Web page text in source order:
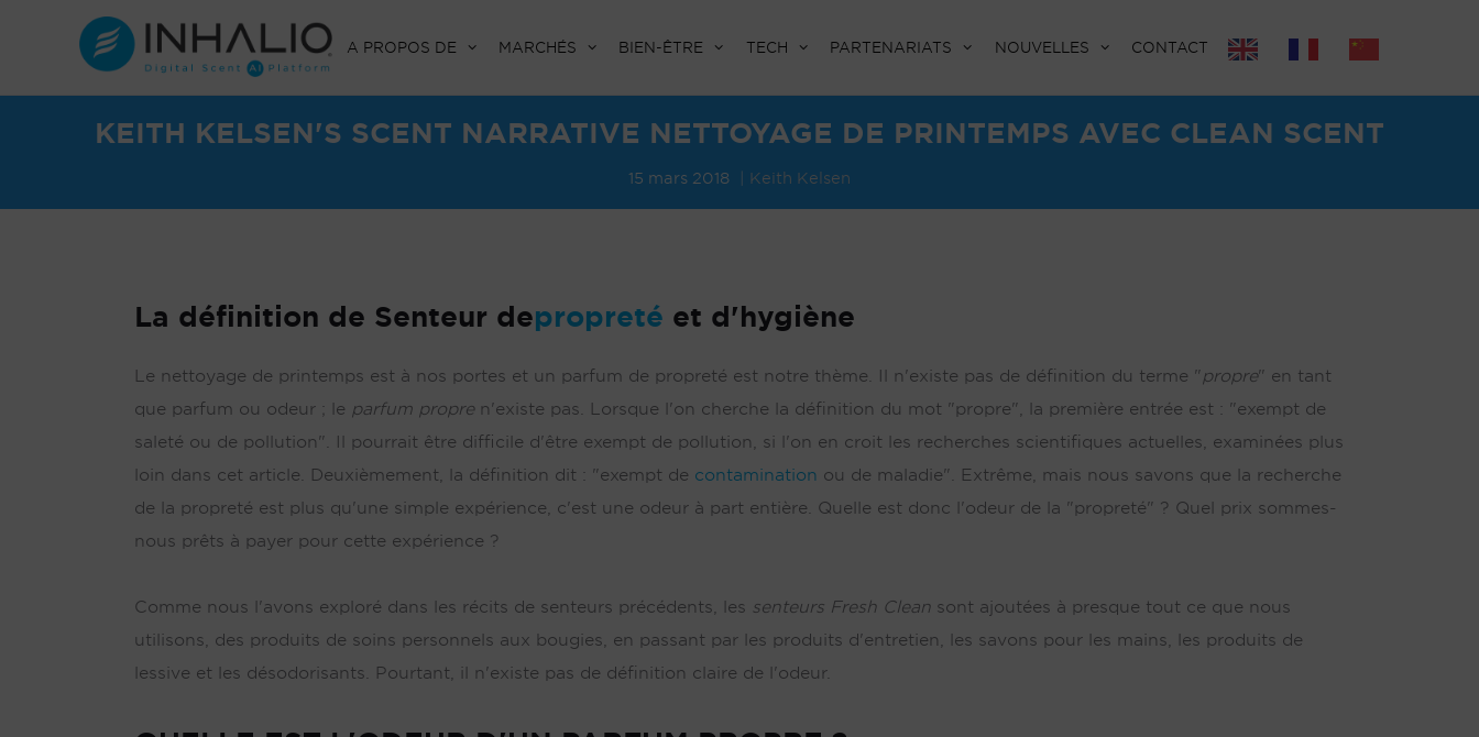
A PROPOS DE MARCHÉS BIEN-ÊTRE TECH PARTENARIATS NOUVELLES CONTACT
KEITH KELSEN'S SCENT NARRATIVE NETTOYAGE DE PRINTEMPS AVEC CLEAN SCENT
15 mars 2018 Keith Kelsen
La définition de Senteur depropreté et d'hygiène
Le nettoyage de printemps est à nos portes et un parfum de propreté est notre thème. Il n'existe pas de définition du terme "propre" en tant
que parfum ou odeur ; le parfum propren'existe pas. Lorsque l'on cherche la définition du mot "propre", la première entrée est : "exempt de
saleté ou de pollution". Il pourrait être difficile d'être exempt de pollution, si l'on en croit les recherches scientifiques actuelles, examinées plus
loin dans cet article. Deuxièmement, la définition dit : "exempt de contamination ou de maladie". Extrême, mais nous savons que la recherche
de la propreté est plus qu'une simple expérience, c'est une odeur à part entière. Quelle est donc l'odeur de la "propreté" ? Quel prix sommes-
nous prêts à payer pour cette expérience ?
Comme nous l'avons exploré dans les récits de senteurs précédents, les senteurs Fresh Clean sont ajoutées à presque tout ce que nous
utilisons, des produits de soins personnels aux bougies, en passant par les produits d'entretien, les savons pour les mains, les produits de
lessive et les désodorisants. Pourtant, il n'existe pas de définition claire de l'odeur.